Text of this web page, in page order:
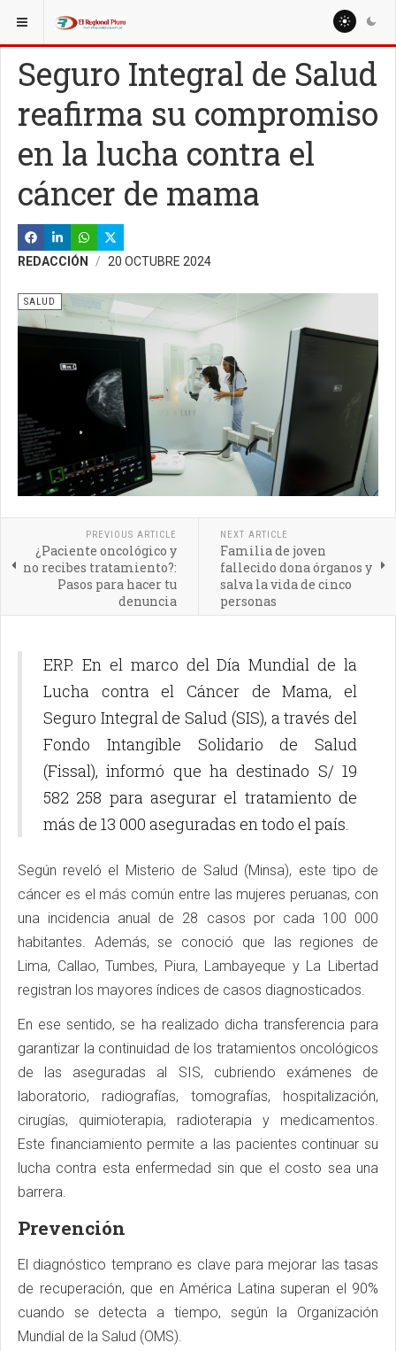
ESTÁ AQUÍ: MISCELANEAS
Seguro Integral de Salud
reafirma su compromiso
en la lucha contra el
cáncer de mama
REDACCIÓN 20 OCTUBRE 2024
SALUD
PREVIOUS ARTICLE
¿Paciente oncológico y
no recibes tratamiento?:
Pasos para hacer tu
denuncia
NEXT ARTICLE
Familia de joven
fallecido dona órganos y
salva la vida de cinco
personas
ERP. En el marco del Día Mundial de la
Lucha contra el Cáncer de Mama, el
Seguro Integral de Salud (SIS), a través del
Fondo Intangible Solidario de Salud
(Fissal), informó que ha destinado S/ 19
582 258 para asegurar el tratamiento de
más de 13 000 aseguradas en todo el país.
Según reveló el Misterio de Salud (Minsa), este tipo de
cáncer es el más común entre las mujeres peruanas, con
una incidencia anual de 28 casos por cada 100 000
habitantes. Además, se conoció que las regiones de
Lima, Callao, Tumbes, Piura, Lambayeque y La Libertad
registran los mayores índices de casos diagnosticados.
En ese sentido, se ha realizado dicha transferencia para
garantizar la continuidad de los tratamientos oncológicos
de las aseguradas al SIS, cubriendo exámenes de
laboratorio, radiografías, tomografías, hospitalización,
cirugías, quimioterapia, radioterapia y medicamentos.
Este financiamiento permite a las pacientes continuar su
lucha contra esta enfermedad sin que el costo sea una
barrera.
Prevención
El diagnóstico temprano es clave para mejorar las tasas
de recuperación, que en América Latina superan el 90%
cuando se detecta a tiempo, según la Organización
Mundial de la Salud (OMS).